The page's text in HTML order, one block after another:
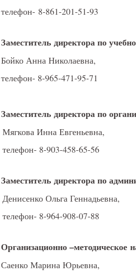
телефон- 8-861-201-51-93
Заместитель директора по
Бойко Анна Николаевна,
телефон- 8-965-471-95-71
Заместитель директора по
Мягкова Инна Евгеньевна,
телефон- 8-903-458-65-56
Заместитель директора по
Денисенко Ольга Геннадьевна,
телефон- 8-964-908-07-88
Организационно –методическое
Саенко Марина Юрьевна,